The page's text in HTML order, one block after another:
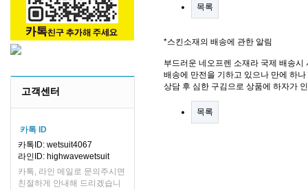
고객센터
카톡 ID
카톡ID: wetsuit4067
라인ID: highwavewetsuit
카톡, 라인 메일로 문의주시면
친절하게 안내해 드리겠습니
목록
*스킨소재의 배송에 관한 알림
부드러운 네오프렌 소재라 국제 배송
배송에 만전을 기하고 있으나 만에 하
상담 후 심한 구김으로 상품에 하자가
목록